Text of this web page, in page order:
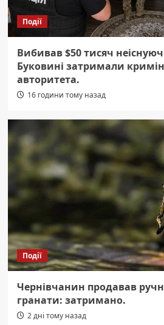
Події
Вибивав $50 тисяч
Буковині затримали
авторитета.
16 години тому назад
Події
Чернівчанин продавав
гранати: затримано.
2 дні тому назад